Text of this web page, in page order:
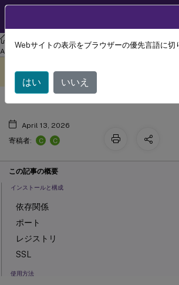
リナックス バーチャル デリバリー エージェント
Agent 2203 LTSR
翻訳されています。
シャドウセッション
April 13, 2026
寄稿者:
C C
この記事の概要
インストールと構成
依存関係
ポート
レジストリ
SSL
使用方法
Webサイトの表示をブラウザーの優先言語に切
はい いいえ